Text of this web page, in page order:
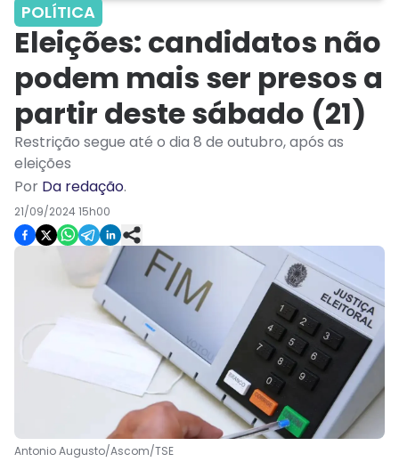
POLÍTICA
Eleições: candidatos não
podem mais ser presos a
partir deste sábado (21)
Restrição segue até o dia 8 de outubro, após as
eleições
Por Da redação.
21/09/2024 15h00
Antonio Augusto/Ascom/TSE